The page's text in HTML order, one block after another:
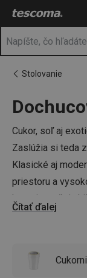
Nachádzate sa na
Stolovanie
Cukor, soľ aj
Zaslúžia si teda
Klasické aj
priestoru a
korenie, soľ aj
sa tiež vkusným
Čítať ďalej